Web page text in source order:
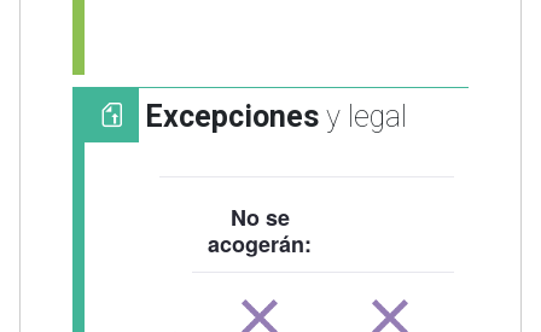
Excepcionesy legal
No se
acogerán: